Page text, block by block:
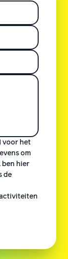
voor het
om
ben hier
de
activiteiten